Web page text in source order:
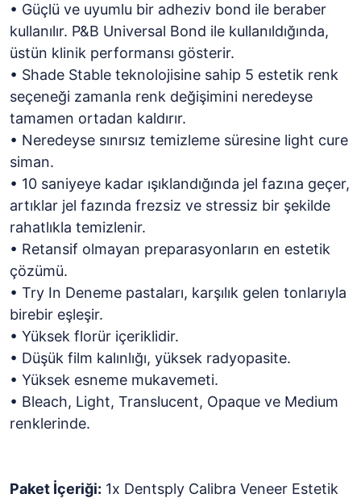
• Güçlü ve uyumlu bir adheziv bond ile beraber
kullanılır. P&B Universal Bond ile kullanıldığında,
üstün klinik performansı gösterir.
• Shade Stable teknolojisine sahip 5 estetik renk
seçeneği zamanla renk değişimini neredeyse
tamamen ortadan kaldırır.
• Neredeyse sınırsız temizleme süresine light cure
siman.
• 10 saniyeye kadar ışıklandığında jel fazına geçer,
artıklar jel fazında frezsiz ve stressiz bir şekilde
rahatlıkla temizlenir.
• Retansif olmayan preparasyonların en estetik
çözümü.
• Try In Deneme pastaları, karşılık gelen tonlarıyla
birebir eşleşir.
• Yüksek florür içeriklidir.
• Düşük film kalınlığı, yüksek radyopasite.
• Yüksek esneme mukavemeti.
• Bleach, Light, Translucent, Opaque ve Medium
renklerinde.
Paket İçeriği: 1x Dentsply Calibra Veneer Estetik